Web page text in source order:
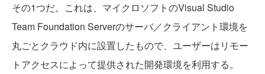
その1つだ。これは、マイクロソフトのVisual Studio
Team Foundation Serverのサーバ／クライアント環境を
丸ごとクラウド内に設置したもので、ユーザーはリモー
トアクセスによって提供された開発環境を利用する。